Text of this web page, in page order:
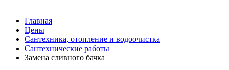
Главная
Цены
Сантехника, отопление и водоочистка
Сантехнические работы
Замена сливного бачка